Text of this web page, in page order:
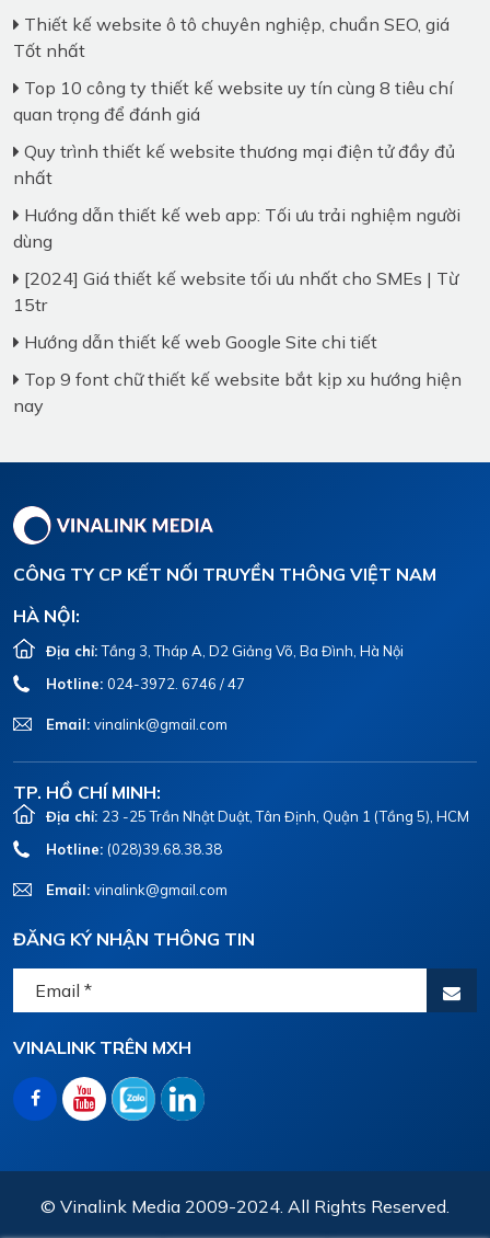
Thiết kế website ô tô chuyên nghiệp, chuẩn SEO, giá
Tốt nhất
Top 10 công ty thiết kế website uy tín cùng 8 tiêu chí
quan trọng để đánh giá
Quy trình thiết kế website thương mại điện tử đầy đủ
nhất
Hướng dẫn thiết kế web app: Tối ưu trải nghiệm người
dùng
[2024] Giá thiết kế website tối ưu nhất cho SMEs | Từ
15tr
Hướng dẫn thiết kế web Google Site chi tiết
Top 9 font chữ thiết kế website bắt kịp xu hướng hiện
nay
CÔNG TY CP KẾT NỐI TRUYỀN THÔNG VIỆT NAM
HÀ NỘI:
Địa chỉ:Tầng 3, Tháp A, D2 Giảng Võ, Ba Đình, Hà Nội
Hotline: 024-3972. 6746 / 47
Email: vinalink@gmail.com
TP. HỒ CHÍ MINH:
Địa chỉ: 23 -25 Trần Nhật Duật, Tân Định, Quận 1 (Tầng 5), HCM
Hotline: (028)39.68.38.38
Email: vinalink@gmail.com
ĐĂNG KÝ NHẬN THÔNG TIN
VINALINK TRÊN MXH
© Vinalink Media 2009-2024. All Rights Reserved.